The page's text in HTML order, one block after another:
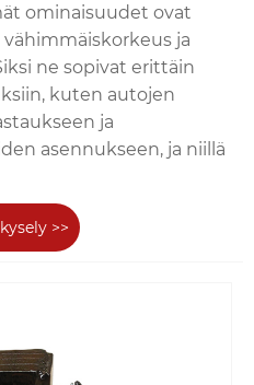
ominaisuudet ovat
ja
ne sopivat erittäin
kuten autojen
ja
asennukseen, ja niillä
>>